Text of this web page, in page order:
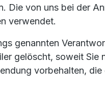
Die von uns bei der
verwendet.
genannten
gelöscht, soweit Sie
vorbehalten,